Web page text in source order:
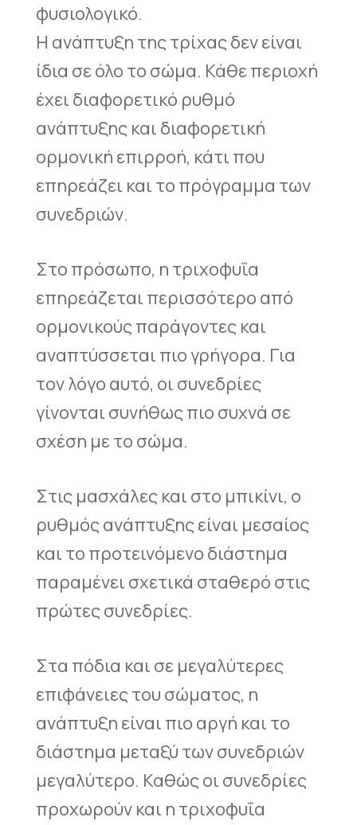
φυσιολογικό.
Η ανάπτυξη της τρίχας δεν είναι
ίδια σε όλο το σώμα. Κάθε περιοχή
έχει διαφορετικό ρυθμό
ανάπτυξης και διαφορετική
ορμονική επιρροή, κάτι που
επηρεάζει και το πρόγραμμα των
συνεδριών.
Στο πρόσωπο, η τριχοφυΐα
επηρεάζεται περισσότερο από
ορμονικούς παράγοντες και
αναπτύσσεται πιο γρήγορα. Για
τον λόγο αυτό, οι συνεδρίες
γίνονται συνήθως πιο συχνά σε
σχέση με το σώμα.
Στις μασχάλες και στο μπικίνι, ο
ρυθμός ανάπτυξης είναι μεσαίος
και το προτεινόμενο διάστημα
παραμένει σχετικά σταθερό στις
πρώτες συνεδρίες.
Στα πόδια και σε μεγαλύτερες
επιφάνειες του σώματος, η
ανάπτυξη είναι πιο αργή και το
διάστημα μεταξύ των συνεδριών
μεγαλύτερο. Καθώς οι συνεδρίες
προχωρούν και η τριχοφυΐα